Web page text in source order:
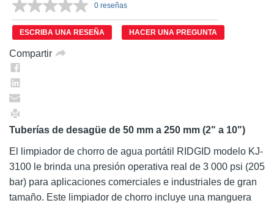
Sin
puntuación.
Enlace
en
0 reseñas
ESCRIBA UNA RESEÑA HACER UNA PREGUNTA
Compartir
Tuberías de desagüe de 50 mm a 250 mm (2" a 10")
El limpiador de chorro de agua portátil RIDGID modelo KJ-
3100 le brinda una presión operativa real de 3 000 psi (205
bar) para aplicaciones comerciales e industriales de gran
tamaño. Este limpiador de chorro incluye una manguera